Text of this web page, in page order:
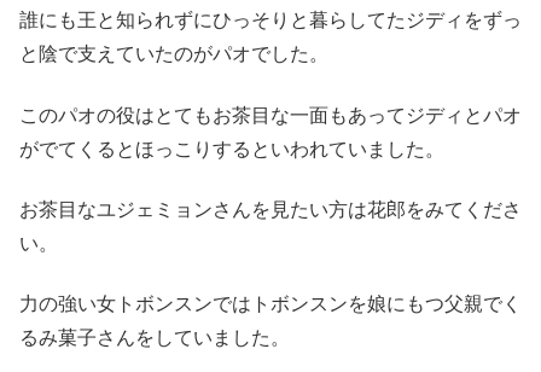
誰にも王と知られずにひっそりと暮らしてたジディをずっ
と陰で支えていたのがパオでした。
このパオの役はとてもお茶目な一面もあってジディとパオ
がでてくるとほっこりするといわれていました。
お茶目なユジェミョンさんを見たい方は花郎をみてくださ
い。
力の強い女トボンスンではトボンスンを娘にもつ父親でく
るみ菓子さんをしていました。